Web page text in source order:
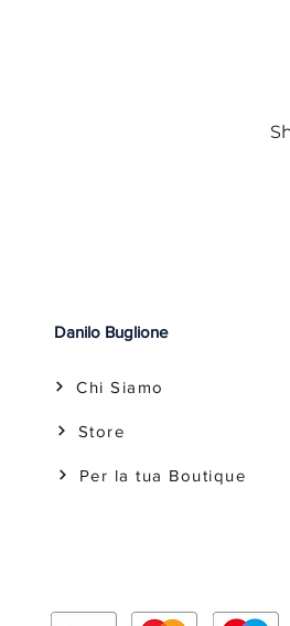
Danilo Buglione
Chi Siamo
Store
Per la tua Boutique